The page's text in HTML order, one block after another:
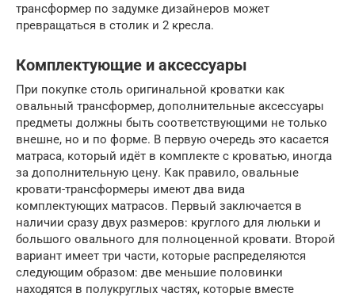
трансформер по задумке дизайнеров может
превращаться в столик и 2 кресла.
Комплектующие и аксессуары
При покупке столь оригинальной кроватки как
овальный трансформер, дополнительные аксессуары
предметы должны быть соответствующими не только
внешне, но и по форме. В первую очередь это касается
матраса, который идёт в комплекте с кроватью, иногда
за дополнительную цену. Как правило, овальные
кровати-трансформеры имеют два вида
комплектующих матрасов. Первый заключается в
наличии сразу двух размеров: круглого для люльки и
большого овального для полноценной кровати. Второй
вариант имеет три части, которые распределяются
следующим образом: две меньшие половинки
находятся в полукруглых частях, которые вместе